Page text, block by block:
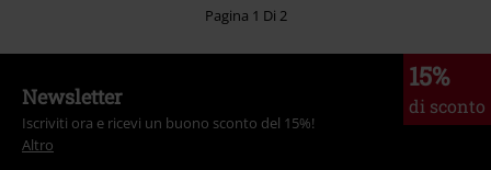
Pagina 1 Di 2
15%
di sconto
Newsletter
Iscriviti ora e ricevi un buono sconto del 15%!
Altro